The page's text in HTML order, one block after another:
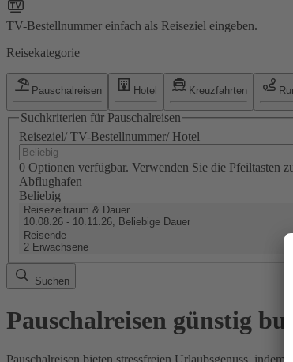
TV-Bestellnummer einfach als Reiseziel eingeben.
Reisekategorie
Pauschalreisen Hotel Kreuzfahrten
Suchkriterien für Pauschalreisen
Reiseziel/ TV-Bestellnummer/ Hotel
0 Optionen verfügbar. Verwenden Sie die Pfeiltasten
Abflughafen
Beliebig
Reisezeitraum & Dauer
10.08.26 - 10.11.26, Beliebige Dauer
Reisende
2 Erwachsene
Suchen
Pauschalreisen günstig
Pauschalreisen bieten stressfreien Urlaubsgenuss,